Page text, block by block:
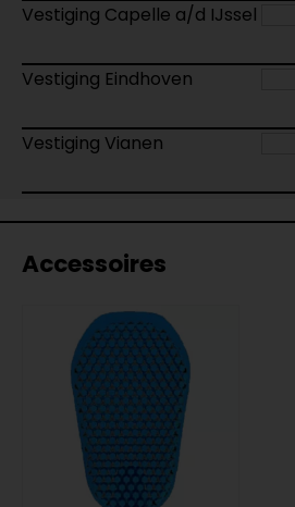
Vestiging Capelle a/d IJssel
Vestiging Eindhoven
Vestiging Vianen
Accessoires